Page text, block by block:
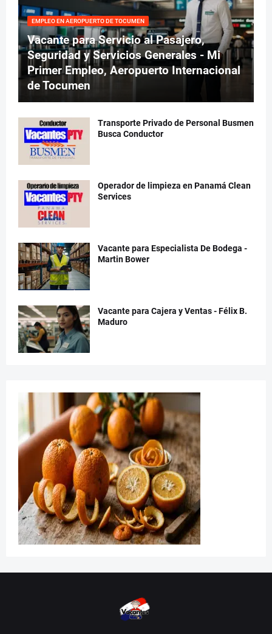
EMPLEO EN AEROPUERTO DE TOCUMEN
Vacante para Servicio al Pasajero,
Seguridad y Servicios Generales - Mi
Primer Empleo, Aeropuerto Internacional
de Tocumen
Transporte Privado de Personal Busmen
Busca Conductor
Operador de limpieza en Panamá Clean
Services
Vacante para Especialista De Bodega -
Martin Bower
Vacante para Cajera y Ventas - Félix B.
Maduro